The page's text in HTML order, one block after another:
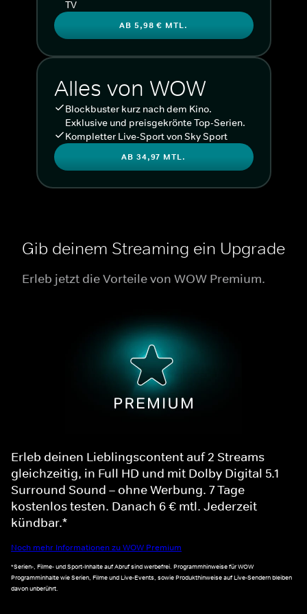
TV
AB 5,98 € MTL.
Alles von WOW
Blockbuster kurz nach dem Kino.
Exklusive und preisgekrönte Top-Serien.
Kompletter Live-Sport von Sky Sport
AB 34,97 MTL.
Gib deinem Streaming ein Upgrade
Erleb jetzt die Vorteile von WOW Premium.
Erleb deinen Lieblingscontent auf 2 Streams
gleichzeitig, in Full HD und mit Dolby Digital 5.1
Surround Sound – ohne Werbung. 7 Tage
kostenlos testen. Danach 6 € mtl. Jederzeit
kündbar.*
Noch mehr Informationen zu WOW Premium
*Serien-, Filme- und Sport-Inhalte auf Abruf sind werbefrei. Programmhinweise für WOW
Programminhalte wie Serien, Filme und Live-Events, sowie Produkthinweise auf Live-Sendern bleiben
davon unberührt.